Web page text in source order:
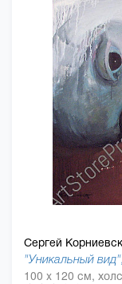
Сергей
"Уникальный
100 x 120 см,